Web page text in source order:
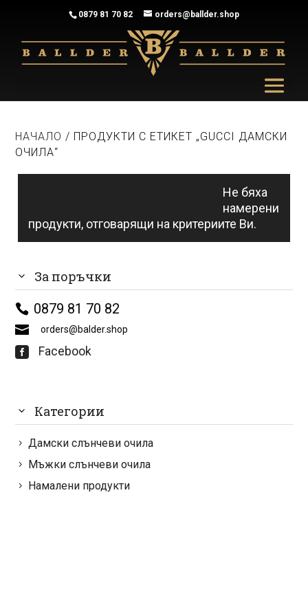
0879 81 70 82 orders@ballder.shop
НАЧАЛО / ПРОДУКТИ С ЕТИКЕТ „GUCCI ДАМСКИ
ОЧИЛА“
Gucci дамски очилаНе бяха
намерени
продукти, отговарящи на критериите Ви.
За поръчки
0879 81 70 82
orders@balder.shop
 Facebook
Категории
Дамски слънчеви очила
Мъжки слънчеви очила
Намалени продукти